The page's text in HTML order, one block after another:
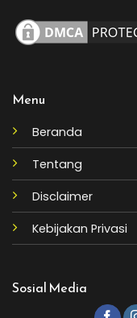
Menu
Beranda
Tentang
Disclaimer
Kebijakan Privasi
Sosial Media